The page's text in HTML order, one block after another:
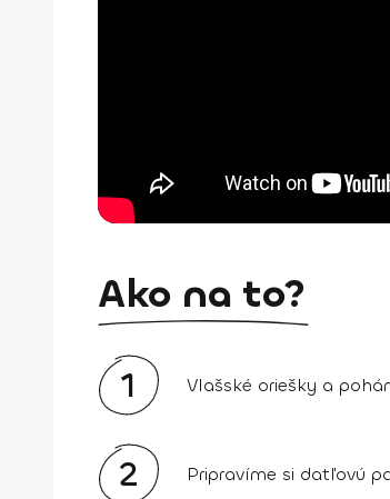
Ako na to?
1 Vlašské oriešky a
2 Pripravíme si datľovú